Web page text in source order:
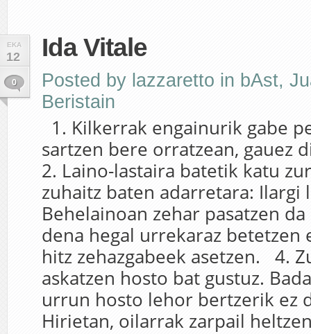
EKA
12
0
Ida Vitale
Posted by lazzaretto in bAst,
Beristain
1. Kilkerrak engainurik gabe
sartzen bere orratzean, gauez
2. Laino-lastaira batetik katu
zuhaitz baten adarretara:
Behelainoan zehar pasatzen
dena hegal urrekaraz betetzen
hitz zehazgabeek asetzen. 4.
askatzen hosto bat gustuz.
urrun hosto lehor bertzerik ez
Hirietan, oilarrak zarpail